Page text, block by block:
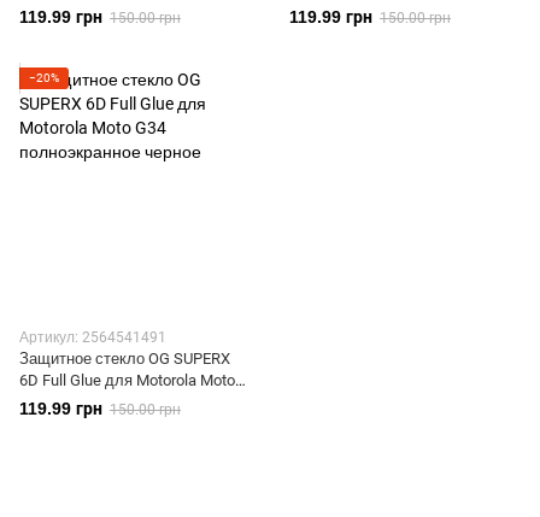
полноэкранное черное
119.99 грн 150.00 грн
полноэкранное черное
119.99 грн 150.00 грн
−20%
Артикул: 2564541491
Защитное стекло OG SUPERX
6D Full Glue для Motorola Moto
G34 полноэкранное черное
119.99 грн 150.00 грн